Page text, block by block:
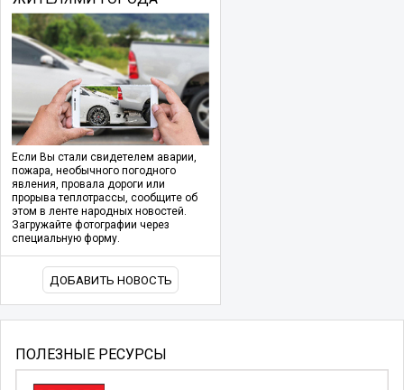
Если Вы стали свидетелем аварии,
пожара, необычного погодного
явления, провала дороги или
прорыва теплотрассы, сообщите об
этом в ленте народных новостей.
Загружайте фотографии через
специальную форму.
ДОБАВИТЬ НОВОСТЬ
ПОЛЕЗНЫЕ РЕСУРСЫ